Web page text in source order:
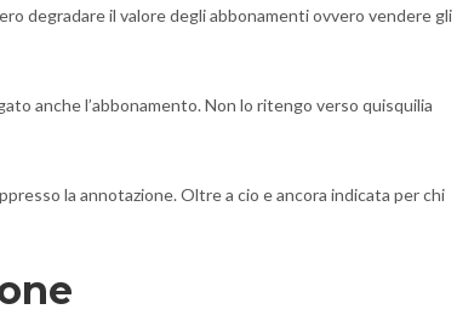
degradare il valore degli abbonamenti ovvero vendere gli
anche l’abbonamento. Non lo ritengo verso quisquilia
la annotazione. Oltre a cio e ancora indicata per chi